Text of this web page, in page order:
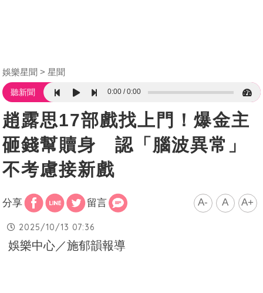
娛樂星聞 星聞
聽新聞 0:00 0:00
趙露思17部戲找上門！爆金主
砸錢幫贖身 認「腦波異常」
不考慮接新戲
分享 留言 A- A A+
2025/10/13 07:36
娛樂中心／施郁韻報導